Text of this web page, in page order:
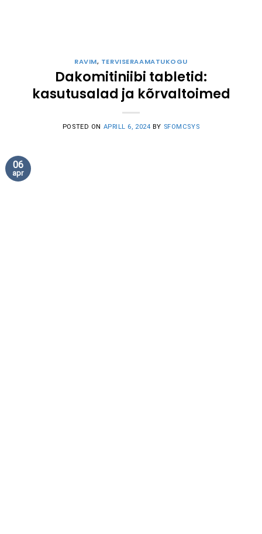
RAVIM, TERVISERAAMATUKOGU
Dakomitiniibi tabletid:
kasutusalad ja kõrvaltoimed
POSTED ON APRILL 6, 2024 BY SFOMCSYS
06
apr